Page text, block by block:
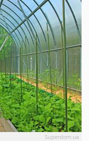
Superdom.ua